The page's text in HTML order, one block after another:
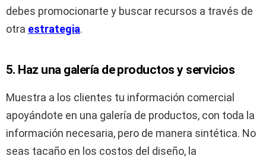
debes promocionarte y buscar recursos a través de
otra estrategia.
5. Haz una galería de productos y servicios
Muestra a los clientes tu información comercial
apoyándote en una galería de productos, con toda la
información necesaria, pero de manera sintética. No
seas tacaño en los costos del diseño, la